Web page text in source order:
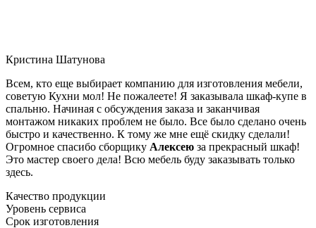
Кристина Шатунова
Всем, кто еще выбирает компанию для изготовления мебели,
советую Кухни мол! Не пожалеете! Я заказывала шкаф-купе в
спальню. Начиная с обсуждения заказа и заканчивая
монтажом никаких проблем не было. Все было сделано очень
быстро и качественно. К тому же мне ещё скидку сделали!
Огромное спасибо сборщику Алексею за прекрасный шкаф!
Это мастер своего дела! Всю мебель буду заказывать только
здесь.
Качество продукции
Уровень сервиса
Срок изготовления